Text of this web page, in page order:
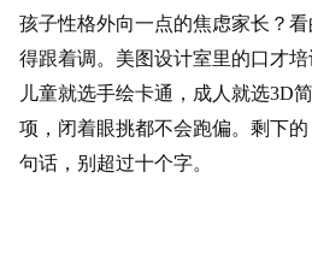
孩子性格外向一点的焦虑家长？
得跟着调。美图设计室里的口才培
儿童就选手绘卡通，成人就选3D
项，闭着眼挑都不会跑偏。剩下
句话，别超过十个字。